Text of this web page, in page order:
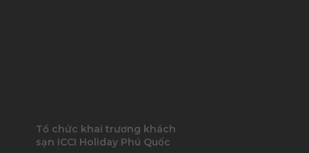
Tổ chức khai trương khách
sạn ICCI Holiday Phú Quốc